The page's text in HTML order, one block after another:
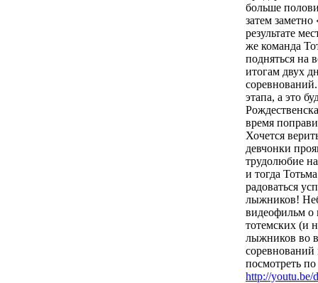
больше
затем
результате
же команда
подняться на
итогам двух
этапа, а это
время
Хочется
девчонки
трудолюбие
и тогда
радоваться
лыжников!
видеофильм о
тотемских (и
лыжников во
посмотреть
http://